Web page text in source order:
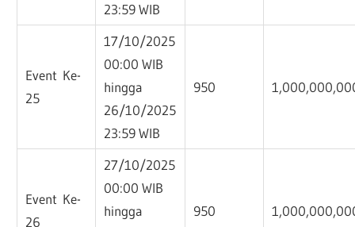
23:59 WIB
Event Ke-
25
17/10/2025
00:00 WIB
hingga
26/10/2025
23:59 WIB
950
Event Ke-
26
27/10/2025
00:00 WIB
hingga
950